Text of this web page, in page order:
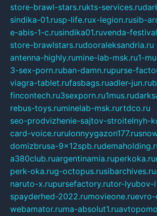
store-brawl-stars.rukts-services.ru
sindika-01.rusp-life.rux-legion.rusib-
e-abis-1-c.rusindika01.ruvenda-
store-brawlstars.rudooraleksandria.ru
antenna-highly.rumine-lab-msk.ru1-
3-sex-porn.ruban-damn.rupurse-
viagra-tablet.rufasbags.ruadler-jun.ru
fincontech.ru3sexporn.ru1mus.ru
rebus-toys.ruminelab-msk.rurtdco.ru
seo-prodvizhenie-sajtov-stroitelnyh-
card-voice.rurulonnyygazon177.ru
domizbrusa-9x12spb.ru
a380club.ruargentinamia.ruperkoka.ru
perk-oka.rug-octopus.rusibarchives.ru
naruto-x.rupursefactory.rutor-lyubov-
spayderhed-2022.rumovieone.ruevro-
webamator.ruma-absolut1.ru